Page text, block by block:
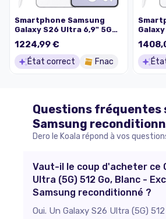
Smartphone Samsung
Galaxy S26 Ultra 6,9" 5G
Nano SIM 512 Go Blanc
1224,99 €
État correct Fnac
Nano
Questions fréquentes
Samsung
Dero le Koala répond à vos
Vaut-il le coup d'acheter ce
Ultra (5G) 512 Go, Blanc -
Samsung reconditionné ?
Oui. Un Galaxy S26 Ultra (5G)